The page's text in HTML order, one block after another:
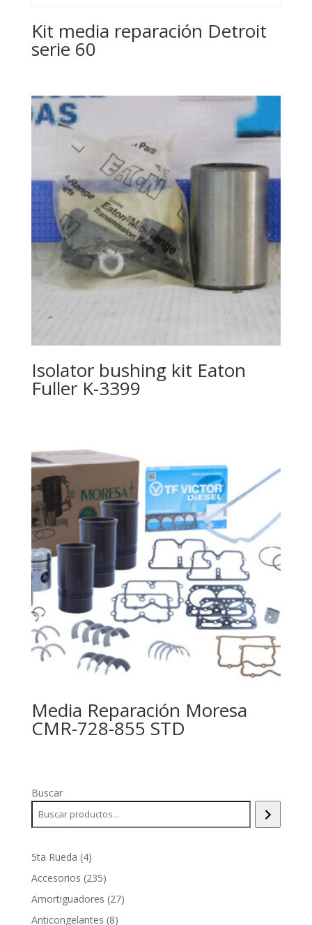
Kit media reparación Detroit
serie 60
Isolator bushing kit Eaton
Fuller K-3399
Media Reparación Moresa
CMR-728-855 STD
Buscar
5ta Rueda 44
productos
Accesorios 235235
productos
Amortiguadores 2727
Anticongelantes 88